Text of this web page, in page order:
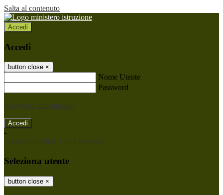
Salta al contenuto
Accedi
Accedi
button close ×
Nome Utente
Password
Password dimenticata?
-
Entra con SPID Entra con CIE
Seleziona utente
button close ×